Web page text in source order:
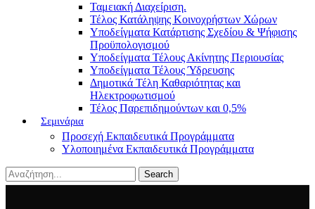
Ταμειακή Διαχείριση.
Τέλος Κατάληψης Κοινοχρήστων Χώρων
Υποδείγματα Κατάρτισης Σχεδίου & Ψήφισης
Προϋπολογισμού
Υποδείγματα Τέλους Ακίνητης Περιουσίας
Υποδείγματα Τέλους Ύδρευσης
Δημοτικά Τέλη Καθαριότητας και
Ηλεκτροφωτισμού
Τέλος Παρεπιδημούντων και 0,5%
Σεμινάρια
Προσεχή Εκπαιδευτικά Προγράμματα
Υλοποιημένα Εκπαιδευτικά Προγράμματα
Search